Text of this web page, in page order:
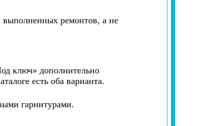
ремонтов, а не
ключ» дополнительно
есть оба варианта.
гарнитурами.